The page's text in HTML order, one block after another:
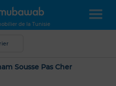
de la Tunisie
Sousse Pas Cher